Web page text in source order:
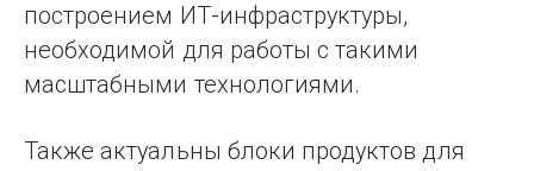
построением ИТ-инфраструктуры,
необходимой для работы с такими
масштабными технологиями.
Также актуальны блоки продуктов для